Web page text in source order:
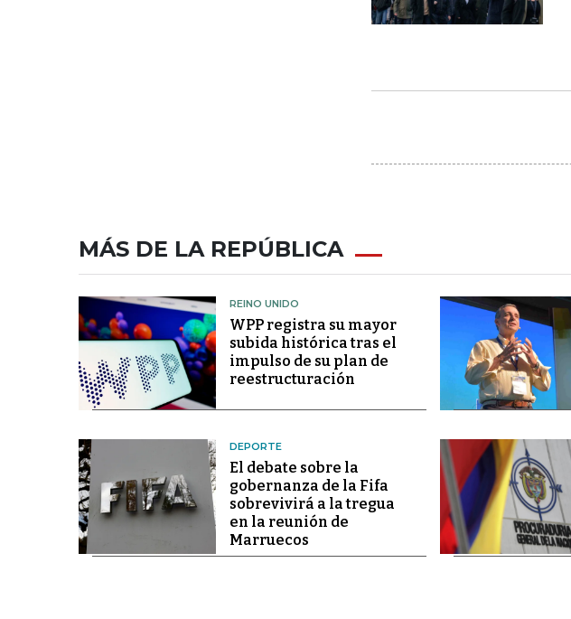
MÁS DE LA REPÚBLICA
REINO UNIDO
WPP registra su mayor
subida histórica tras el
impulso de su plan de
reestructuración
DEPORTE
El debate sobre la
gobernanza de la Fifa
sobrevivirá a la tregua
en la reunión de
Marruecos